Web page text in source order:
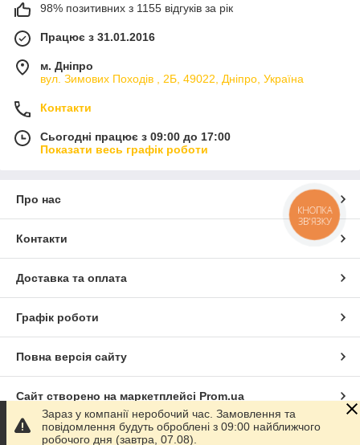
98% позитивних з 1155 відгуків за рік
Працює з 31.01.2016
м. Дніпро
вул. Зимових Походiв , 2Б, 49022, Дніпро, Україна
Контакти
Сьогодні працює з 09:00 до 17:00
Показати весь графік роботи
Про нас
Контакти
Доставка та оплата
Графік роботи
Повна версія сайту
Сайт створено на маркетплейсі Prom.ua
Політика конфіденційності
Зараз у компанії неробочий час. Замовлення та
повідомлення будуть оброблені з 09:00 найближчого
робочого дня (завтра, 07.08).
КНОПКА
ЗВ'ЯЗКУ